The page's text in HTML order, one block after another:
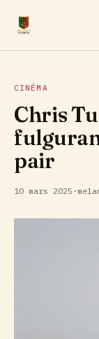
CINÉMA
CULTURE
MUSIQUE
CINÉMA
Chris
pair
10 mars 2025 ·